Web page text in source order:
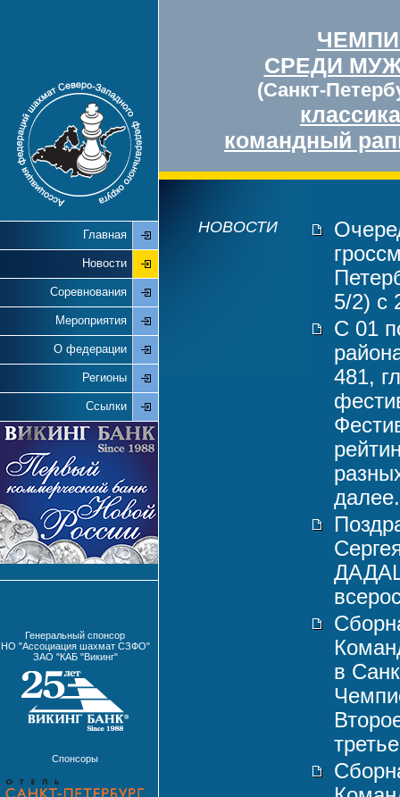
СРЕДИ
(Санкт-
классика
командный
Главная
Новости
Соревнования
Мероприятия
О федерации
Регионы
Ссылки
Генеральный спонсор
НО "Ассоциация шахмат СЗФО"
ЗАО "КАБ "Викинг"
Спонсоры
НОВОСТИ
5/2) с
С 01
481,
в